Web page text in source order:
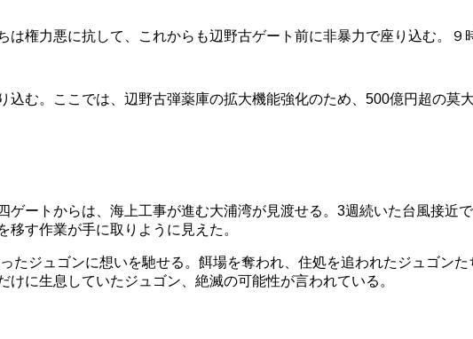
は権力悪に抗して、これからも辺野古ゲート前に非暴力で座り込む。９
込む。ここでは、辺野古弾薬庫の拡大機能強化のため、500億円超の
ートからは、海上工事が進む大浦湾が見渡せる。3週続いた台風接近
す作業が手に取りように見えた。
ジュゴンに想いを馳せる。餌場を奪われ、住処を追われたジュゴン
に生息していたジュゴン、絶滅の可能性が言われている。